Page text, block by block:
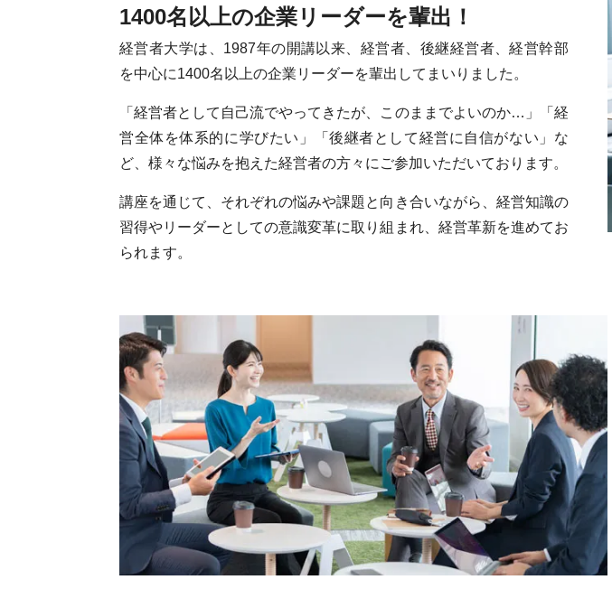
1400名以上の企業リーダーを輩出！
経営者大学は、1987年の開講以来、経営者、後継経営者、経営幹部
を中心に1400名以上の企業リーダーを輩出してまいりました。
「経営者として自己流でやってきたが、このままでよいのか…」「経
営全体を体系的に学びたい」「後継者として経営に自信がない」な
ど、様々な悩みを抱えた経営者の方々にご参加いただいております。
講座を通じて、それぞれの悩みや課題と向き合いながら、経営知識の
習得やリーダーとしての意識変革に取り組まれ、経営革新を進めてお
られます。